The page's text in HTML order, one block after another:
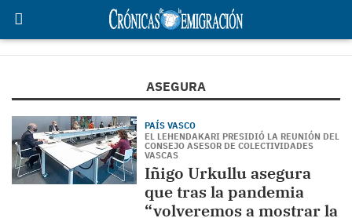
ASEGURA
PAÍS VASCO
EL LEHENDAKARI PRESIDIÓ LA REUNIÓN DEL
CONSEJO ASESOR DE COLECTIVIDADES
VASCAS
Iñigo Urkullu asegura
que tras la pandemia
“volveremos a mostrar la